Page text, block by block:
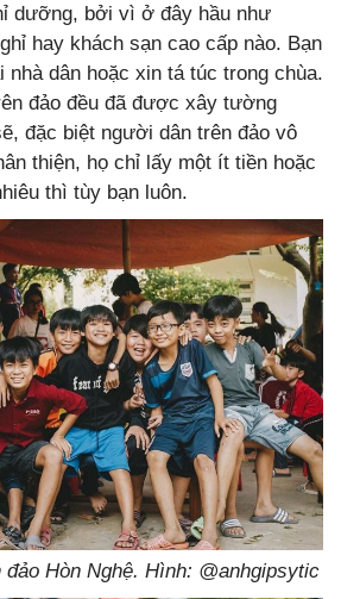
dưỡng, bởi vì ở đây hầu như
hay khách sạn cao cấp nào. Bạn
dân hoặc xin tá túc trong chùa.
đảo đều đã được xây tường
đặc biệt người dân trên đảo vô
thiện, họ chỉ lấy một ít tiền hoặc
thì tùy bạn luôn.
Hòn Nghệ. Hình: @anhgipsytic